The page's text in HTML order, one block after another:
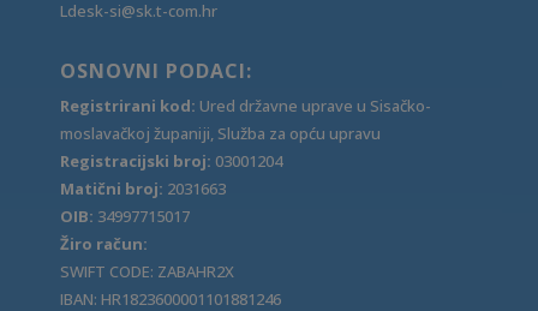
Ldesk-si@sk.t-com.hr
OSNOVNI PODACI:
Registrirani kod: Ured državne uprave u Sisačko-
moslavačkoj županiji, Služba za opću upravu
Registracijski broj: 03001204
Matični broj: 2031663
OIB: 34997715017
Žiro račun:
SWIFT CODE: ZABAHR2X
IBAN: HR1823600001101881246